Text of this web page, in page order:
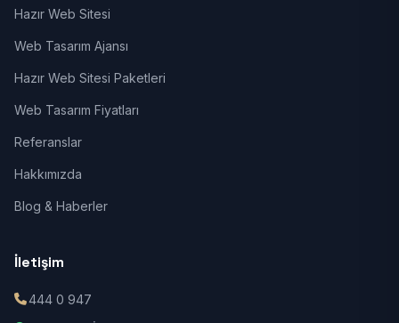
Hazır Web Sitesi
Web Tasarım Ajansı
Hazır Web Sitesi Paketleri
Web Tasarım Fiyatları
Referanslar
Hakkımızda
Blog & Haberler
İletişim
444 0 947